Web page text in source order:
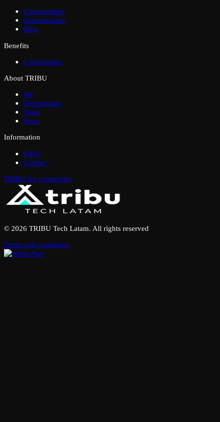
Communities
Opportunities
Blog
Benefits
Conventions
About TRIBU
We
Testimonials
Team
Press
Information
FAQs
Contact
TRIBU for companies
© 2026 TRIBU Tech Latam. All rights reserved
Terms and conditions